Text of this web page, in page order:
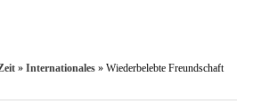
» Internationales » Wiederbelebte Freundschaft